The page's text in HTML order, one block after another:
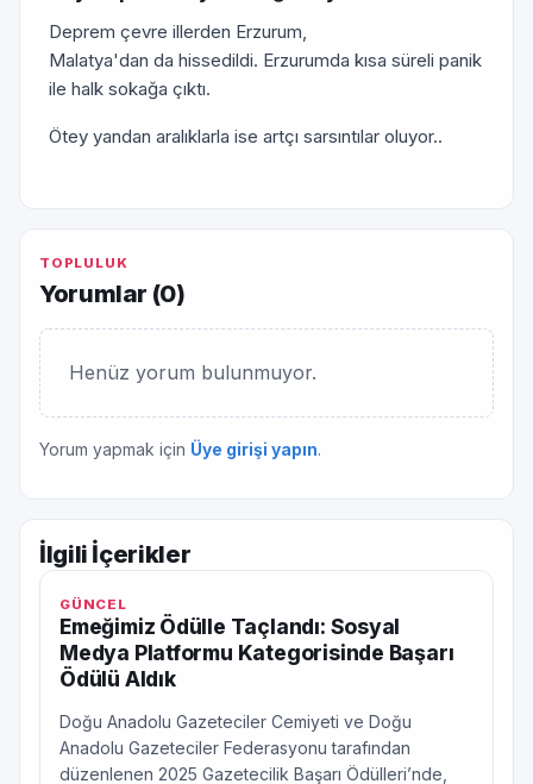
Deprem çevre illerden Erzurum,
Malatya'dan da hissedildi. Erzurumda kısa süreli panik
ile halk sokağa çıktı.
Ötey yandan aralıklarla ise artçı sarsıntılar oluyor..
TOPLULUK
Yorumlar (0)
Henüz yorum bulunmuyor.
Yorum yapmak için Üye girişi yapın.
İlgili İçerikler
GÜNCEL
Emeğimiz Ödülle Taçlandı: Sosyal
Medya Platformu Kategorisinde Başarı
Ödülü Aldık
Doğu Anadolu Gazeteciler Cemiyeti ve Doğu
Anadolu Gazeteciler Federasyonu tarafından
düzenlenen 2025 Gazetecilik Başarı Ödülleri’nde,